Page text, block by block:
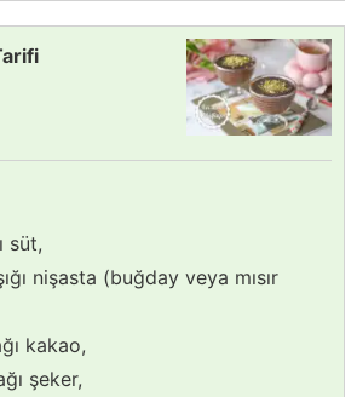
süt,
nişasta (buğday veya mısır
kakao,
şeker,